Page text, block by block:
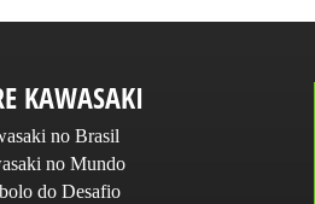
KAWASAKI
no Brasil
no Mundo
do Desafio